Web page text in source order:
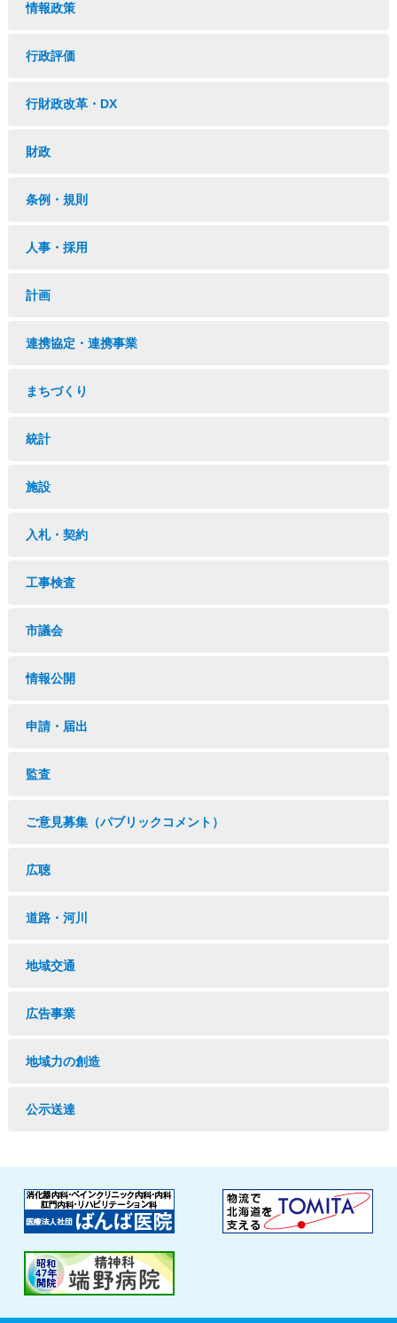
情報政策
行政評価
行財政改革・DX
財政
条例・規則
人事・採用
計画
連携協定・連携事業
まちづくり
統計
施設
入札・契約
工事検査
市議会
情報公開
申請・届出
監査
ご意見募集（パブリックコメント）
広聴
道路・河川
地域交通
広告事業
地域力の創造
公示送達